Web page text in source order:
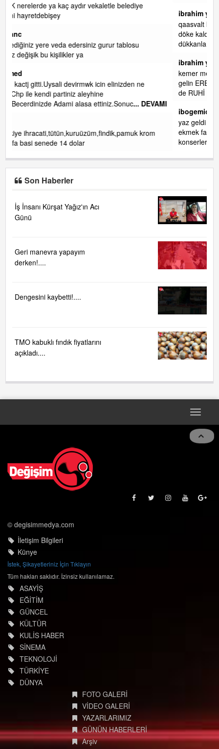
ibrahim yalçınkaya
qaasvalt kansorejen madde mahalle aralarında asvalt döke
döke kaldırımlar ana yoldan aşağıda kaldı bi yağmurda
dükkanları su basacak ma... DEVAMI
ibrahim yalçınkaya
kemer mezarlık altı CİĞİRLİK deniz kenarına giden yola
gelin EREĞLİ BELEDİYESİ o boruları zamanında tüm ereğli
de RUHİ CÖBEKOĞLU... DEVAMI
yaz geldi layyy layyy layy lom festivalleri başladı biz halk
ekmek fabrikası kent lokantası diyoruz ağacum yaz
konserleri diyor
Son Haberler
İş İnsanı Kürşat Yağız'ın Acı
Günü
Geri manevra yapayım
derken!....
Dengesini kaybetti!....
TMO kabuklı fındık fiyatlarını
açıkladı....
Toggle
© degisimmedya.com
İletişim Bilgileri
Künye
İstek, Şikayetleriniz İçin Tıklayın
Tüm hakları saklıdır. İzinsiz kullanılamaz.
ASAYİŞ
EĞİTİM
GÜNCEL
KÜLTÜR
KULİS HABER
SİNEMA
TEKNOLOJİ
TÜRKİYE
DÜNYA
FOTO GALERİ
VİDEO GALERİ
YAZARLARIMIZ
GÜNÜN HABERLERİ
Arşiv